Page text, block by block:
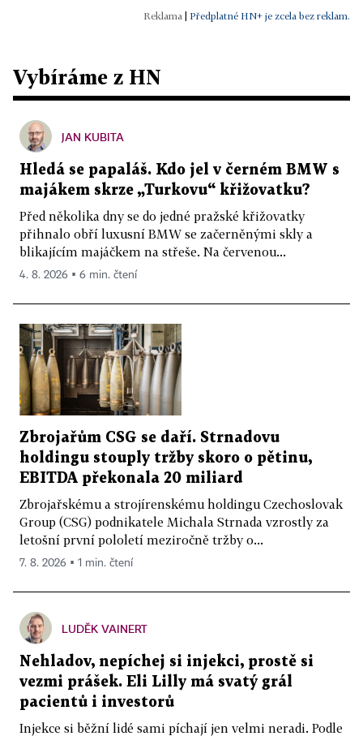
Předplatné HN+ je zcela bez reklam.
Vybíráme z HN
JAN KUBITA
Hledá se papaláš. Kdo jel v černém BMW s
majákem skrze „Turkovu“ křižovatku?
Před několika dny se do jedné pražské křižovatky
přihnalo obří luxusní BMW se začerněnými skly a
blikajícím majáčkem na střeše. Na červenou...
4. 8. 2026 ▪ 6 min. čtení
Zbrojařům CSG se daří. Strnadovu
holdingu stouply tržby skoro o pětinu,
EBITDA překonala 20 miliard
Zbrojařskému a strojírenskému holdingu Czechoslovak
Group (CSG) podnikatele Michala Strnada vzrostly za
letošní první pololetí meziročně tržby o...
7. 8. 2026 ▪ 1 min. čtení
LUDĚK VAINERT
Nehladov, nepíchej si injekci, prostě si
vezmi prášek. Eli Lilly má svatý grál
pacientů i investorů
Injekce si běžní lidé sami píchají jen velmi neradi. Podle